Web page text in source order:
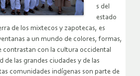
s del
estado
de los mixtecos y zapotecas, es
a un mundo de colores, formas,
contrastan con la cultura occidental
de las grandes ciudades y de las
comunidades indígenas son parte de